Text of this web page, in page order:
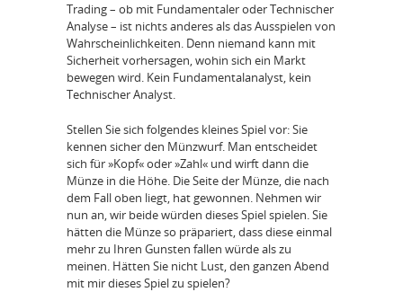
Trading – ob mit Fundamentaler oder Technischer
Analyse – ist nichts anderes als das Ausspielen von
Wahrscheinlichkeiten. Denn niemand kann mit
Sicherheit vorhersagen, wohin sich ein Markt
bewegen wird. Kein Fundamentalanalyst, kein
Technischer Analyst.
Stellen Sie sich folgendes kleines Spiel vor: Sie
kennen sicher den Münzwurf. Man entscheidet
sich für »Kopf« oder »Zahl« und wirft dann die
Münze in die Höhe. Die Seite der Münze, die nach
dem Fall oben liegt, hat gewonnen. Nehmen wir
nun an, wir beide würden dieses Spiel spielen. Sie
hätten die Münze so präpariert, dass diese einmal
mehr zu Ihren Gunsten fallen würde als zu
meinen. Hätten Sie nicht Lust, den ganzen Abend
mit mir dieses Spiel zu spielen?